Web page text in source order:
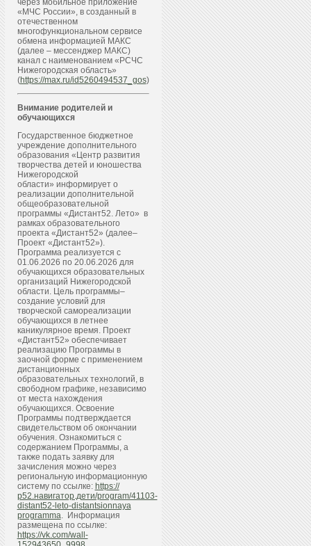
через мобильное приложение
«МЧС России», в созданный в
отечественном
многофункциональном сервисе
обмена информацией МАКС
(далее – мессенджер МАКС)
канал с наименованием «РСЧС
Нижегородская область»
(https://max.ru/id5260494537_gos)
Внимание родителей и
обучающихся
Государственное бюджетное
учреждение дополнительного
образования «Центр развития
творчества детей и юношества
Нижегородской
области» информирует о
реализации дополнительной
общеобразовательной
программы «Дистант52. Лето» в
рамках образовательного
проекта «Дистант52» (далее–
Проект «Дистант52»).
Программа реализуется с
01.06.2026 по 20.06.2026 для
обучающихся образовательных
организаций Нижегородской
области. Цель программы–
создание условий для
творческой самореализации
обучающихся в летнее
каникулярное время. Проект
«Дистант52» обеспечивает
реализацию Программы в
заочной форме с применением
дистанционных
образовательных технологий, в
свободном графике, независимо
от места нахождения
обучающихся. Освоение
Программы подтверждается
свидетельством об окончании
обучения. Ознакомиться с
содержанием Программы, а
также подать заявку для
зачисления можно через
региональную информационную
систему по ссылке: https://
р52.навигатор.дети/program/41103-
distant52-leto-distantsionnaya
programma. Информация
размещена по ссылке:
https://vk.com/wall-